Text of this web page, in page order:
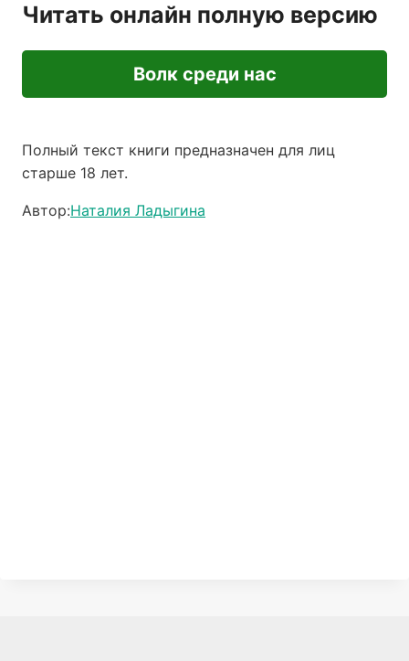
Читать онлайн полную версию
Волк среди нас
Полный текст книги предназначен для лиц
старше 18 лет.
Автор:Наталия Ладыгина